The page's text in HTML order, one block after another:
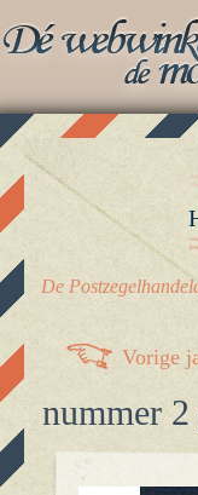
Vorige
nummer
De